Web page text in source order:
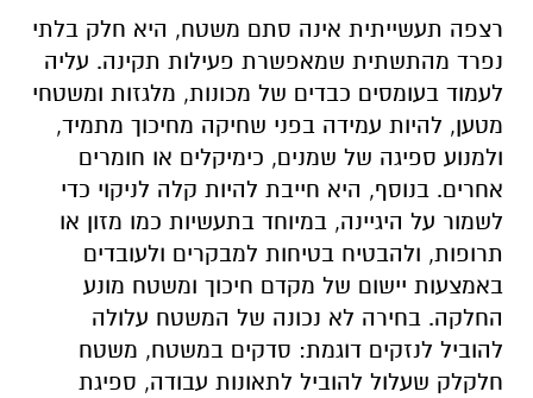
רצפה תעשייתית אינה סתם משטח, היא חלק בלתי
נפרד מהתשתית שמאפשרת פעילות תקינה. עליה
לעמוד בעומסים כבדים של מכונות, מלגזות ומשטחי
מטען, להיות עמידה בפני שחיקה מחיכוך מתמיד,
ולמנוע ספיגה של שמנים, כימיקלים או חומרים
אחרים. בנוסף, היא חייבת להיות קלה לניקוי כדי
לשמור על היגיינה, במיוחד בתעשיות כמו מזון או
תרופות, ולהבטיח בטיחות למבקרים ולעובדים
באמצעות יישום של מקדם חיכוך ומשטח מונע
החלקה. בחירה לא נכונה של המשטח עלולה
להוביל לנזקים דוגמת: סדקים במשטח, משטח
חלקלק שעלול להוביל לתאונות עבודה, ספיגת